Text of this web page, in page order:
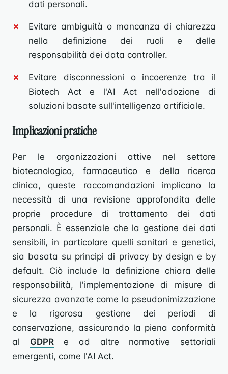
dati personali.
Evitare ambiguità o mancanza di chiarezza
nella definizione dei ruoli e delle
responsabilità dei data controller.
Evitare disconnessioni o incoerenze tra il
Biotech Act e l'AI Act nell'adozione di
soluzioni basate sull'intelligenza artificiale.
Implicazioni pratiche
Per le organizzazioni attive nel settore
biotecnologico, farmaceutico e della ricerca
clinica, queste raccomandazioni implicano la
necessità di una revisione approfondita delle
proprie procedure di trattamento dei dati
personali. È essenziale che la gestione dei dati
sensibili, in particolare quelli sanitari e genetici,
sia basata su principi di privacy by design e by
default. Ciò include la definizione chiara delle
responsabilità, l'implementazione di misure di
sicurezza avanzate come la pseudonimizzazione
e la rigorosa gestione dei periodi di
conservazione, assicurando la piena conformità
al GDPRe ad altre normative settoriali
emergenti, come l'AI Act.